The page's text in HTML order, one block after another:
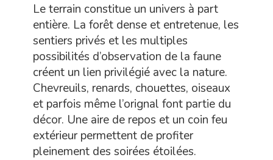
Le terrain constitue un univers à part
entière. La forêt dense et entretenue, les
sentiers privés et les multiples
possibilités d’observation de la faune
créent un lien privilégié avec la nature.
Chevreuils, renards, chouettes, oiseaux
et parfois même l’orignal font partie du
décor. Une aire de repos et un coin feu
extérieur permettent de profiter
pleinement des soirées étoilées.